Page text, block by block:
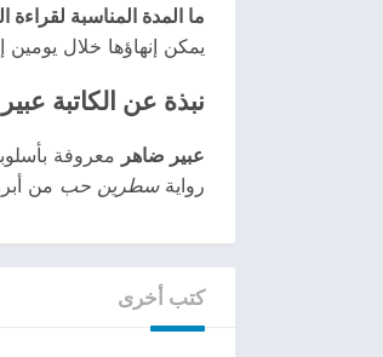
ما المدة المناسبة لقراءة
يمكن إنهاؤها خلال
نبذة عن الكاتبة
عبير ضاهر معروفة
روايةسطرين حب من
كتب أخرى